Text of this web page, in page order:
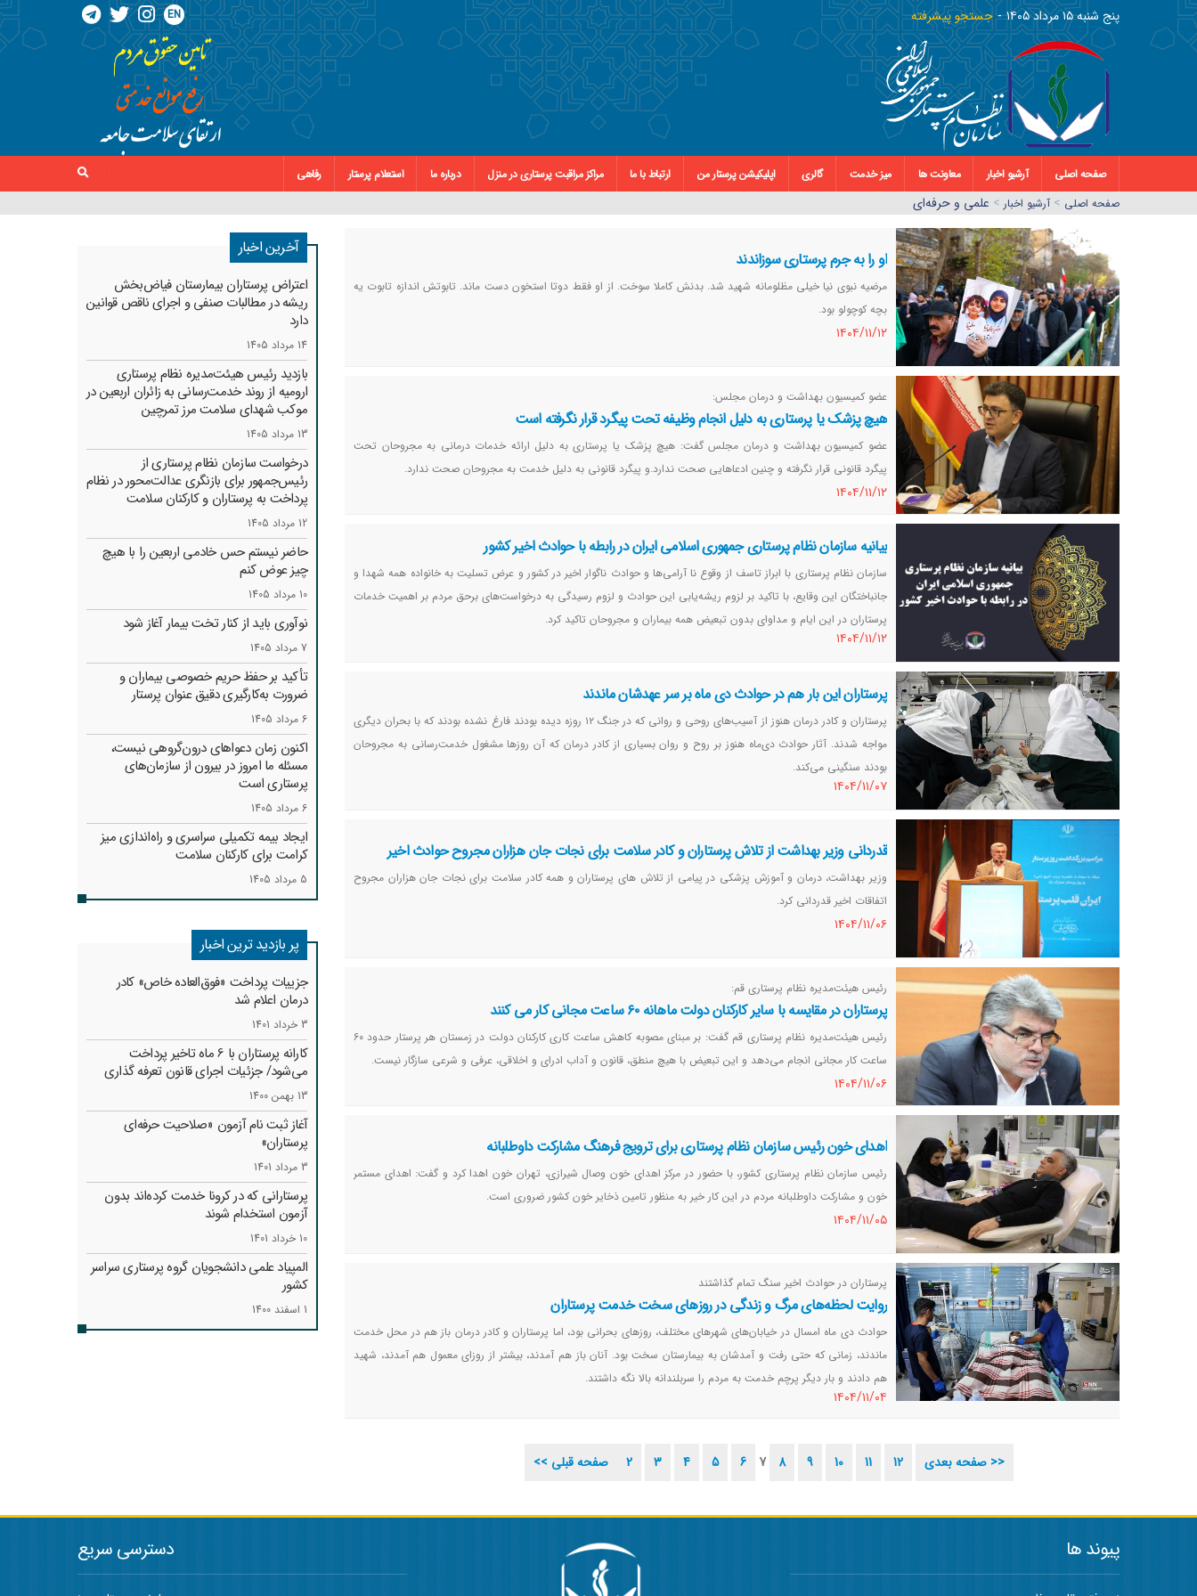
پنج شنبه ١٥ مرداد ١٤٠٥ جستجو پیشرفته EN
صفحه اصلی آرشیو اخبار معاونت ها میز خدمت گالری اپلیکیشن پرستار من ارتباط با ما مراکز مراقبت پرستاری در منزل درباره ما استعلام پرستار
رفاهی
صفحه اصلي > آرشیو اخبار > علمی و حرفه‌ای
او را به جرم پرستاری سوزاندند
مرضیه نبوی نیا خیلی مظلومانه شهید شد. بدنش کاملا سوخت. از او فقط دوتا استخون دست ماند. تابوتش اندازه تابوت یه
بچه کوچولو بود.
١٤٠٤/١١/١٢
عضو کمیسیون بهداشت و درمان مجلس:
هیچ پزشک یا پرستاری به دلیل انجام وظیفه تحت پیگرد قرار نگرفته است
عضو کمیسیون بهداشت و درمان مجلس گفت: هیچ پزشک یا پرستاری به دلیل ارائه خدمات درمانی به مجروحان تحت
پیگرد قانونی قرار نگرفته و چنین ادعاهایی صحت ندارد.و پیگرد قانونی به دلیل خدمت به مجروحان صحت ندارد.
١٤٠٤/١١/١٢
بیانیه سازمان نظام پرستاری جمهوری اسلامی ایران در رابطه با حوادث اخیر کشور
سازمان نظام پرستاری با ابراز تاسف از وقوع نا آرامی‌ها و حوادث ناگوار اخیر در کشور و عرض تسلیت به خانواده همه شهدا و
جانباختگان این وقایع، با تاکید بر لزوم ریشه‌یابی این حوادث و لزوم رسیدگی به درخواست‌های برحق مردم بر اهمیت خدمات
پرستاران در این ایام و مداوای بدون تبعیض همه بیماران و مجروحان تاکید کرد.
١٤٠٤/١١/١٢
پرستاران این بار هم در حوادث دی ماه بر سر عهدشان ماندند
پرستاران و کادر درمان هنوز از آسیب‌های روحی و روانی که در جنگ ۱۲ روزه دیده بودند فارغ نشده بودند که با بحران دیگری
مواجه شدند. آثار حوادث دی‌ماه هنوز بر روح و روان بسیاری از کادر درمان که آن روزها مشغول خدمت‌رسانی به مجروحان
بودند سنگینی می‌کند.
١٤٠٤/١١/٠٧
قدردانی وزیر بهداشت از تلاش پرستاران و کادر سلامت برای نجات جان هزاران مجروح حوادث اخیر
وزیر بهداشت، درمان و آموزش پزشکی در پیامی از تلاش های پرستاران و همه کادر سلامت برای نجات جان هزاران مجروح
اتفاقات اخیر قدردانی کرد.
١٤٠٤/١١/٠٦
رئیس‌ هیئت‌مدیره نظام پرستاری قم:
پرستاران در مقایسه با سایر کارکنان دولت ماهانه ۶۰ ساعت مجانی کار می کنند
رئیس‌ هیئت‌مدیره نظام پرستاری قم گفت: بر مبنای مصوبه کاهش ساعت کاری کارکنان دولت در زمستان هر پرستار حدود ۶۰
ساعت کار مجانی انجام می‌دهد و این تبعیض با هیچ منطق، قانون و آداب ادرای و اخلاقی، عرفی و شرعی سازگار نیست.
١٤٠٤/١١/٠٦
اهدای خون رئیس سازمان نظام پرستاری برای ترویج فرهنگ مشارکت داوطلبانه
رئیس سازمان نظام پرستاری کشور، با حضور در مرکز اهدای خون وصال شیرازی، تهران خون اهدا کرد و گفت: اهدای مستمر
خون و مشارکت داوطلبانه مردم در این کار خیر به منظور تامین ذخایر خون کشور ضروری است.
١٤٠٤/١١/٠٥
پرستاران در حوادث اخیر سنگ تمام گذاشتند
روایت لحظه‌های مرگ و زندگی در روزهای سخت خدمت پرستاران
حوادث دی ماه امسال در خیابان‌های شهرهای مختلف، روزهای بحرانی بود، اما پرستاران و کادر درمان باز هم در محل خدمت
ماندند، زمانی که حتی رفت و آمدشان به بیمارستان سخت بود. آنان باز هم آمدند، بیشتر از روزای معمول هم آمدند، شهید
هم دادند و بار دیگر پرچم خدمت به مردم را سربلندانه بالا نگه داشتند.
١٤٠٤/١١/٠٤
<< صفحه قبلی 2 3 4 5 6 7 8 9 10 11 12 صفحه بعدی >>
آخرین اخبار
اعتراض پرستاران بیمارستان فیاض‌بخش
ریشه در مطالبات صنفی و اجرای ناقص قوانین
دارد
14 مرداد 1405
بازدید رئیس هیئت‌مدیره نظام پرستاری
ارومیه از روند خدمت‌رسانی به زائران اربعین در
موکب شهدای سلامت مرز تمرچین
13 مرداد 1405
درخواست سازمان نظام پرستاری از
رئیس‌جمهور برای بازنگری عدالت‌محور در نظام
پرداخت به پرستاران و کارکنان سلامت
12 مرداد 1405
حاضر نیستم حس خادمی اربعین را با هیچ
چیز عوض کنم
10 مرداد 1405
نوآوری باید از کنار تخت بیمار آغاز شود
7 مرداد 1405
تأکید بر حفظ حریم خصوصی بیماران و
ضرورت به‌کارگیری دقیق عنوان پرستار
6 مرداد 1405
اکنون زمان دعواهای درون‌گروهی نیست،
مسئله ما امروز در بیرون از سازمان‌های
پرستاری است
6 مرداد 1405
ایجاد بیمه تکمیلی سراسری و راه‌اندازی میز
کرامت برای کارکنان سلامت
5 مرداد 1405
پر بازدید ترین اخبار
جزییات پرداخت «فوق‌العاده خاص» کادر
درمان اعلام شد
3 خرداد 1401
کارانه‌ پرستاران با 6 ماه تاخیر پرداخت
می‌شود/ جزئیات اجرای قانون تعرفه گذاری
13 بهمن 1400
آغاز ثبت نام آزمون «صلاحیت حرفه‌ای
پرستاران»
3 مرداد 1401
پرستارانی که در کرونا خدمت کرد‌ه‌اند بدون
آزمون استخدام شوند
10 خرداد 1401
المپیاد علمی دانشجویان گروه پرستاری سراسر
کشور
1 اسفند 1400
پیوند ها دسترسی سریع